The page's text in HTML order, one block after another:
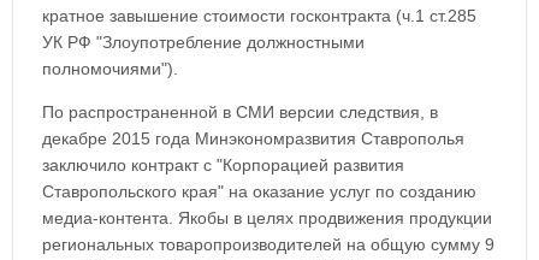
кратное завышение стоимости госконтракта (ч.1 ст.285
УК РФ "Злоупотребление должностными
полномочиями").
По распространенной в СМИ версии следствия, в
декабре 2015 года Минэкономразвития Ставрополья
заключило контракт с "Корпорацией развития
Ставропольского края" на оказание услуг по созданию
медиа-контента. Якобы в целях продвижения продукции
региональных товаропроизводителей на общую сумму 9